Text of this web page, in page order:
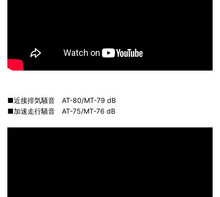
■近接排気騒音 AT-80/MT-79 dB
■加速走行騒音 AT-75/MT-76 dB